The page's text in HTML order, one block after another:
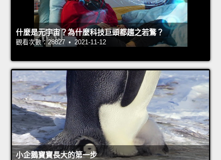
什麼是元宇宙？為什麼科技巨頭都趨之若鶩？
觀看次數：28827 • 2021-11-12
小企鵝寶寶長大的第一步